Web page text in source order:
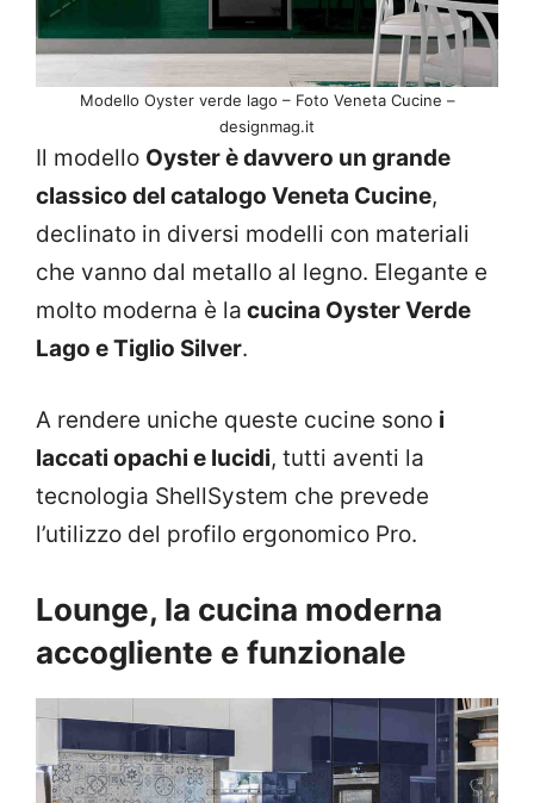
Modello Oyster verde lago – Foto Veneta Cucine –
designmag.it
Il modello Oyster è davvero un grande
classico del catalogo Veneta Cucine,
declinato in diversi modelli con materiali
che vanno dal metallo al legno. Elegante e
molto moderna è la cucina Oyster Verde
Lago e Tiglio Silver.
A rendere uniche queste cucine sono i
laccati opachi e lucidi, tutti aventi la
tecnologia ShellSystem che prevede
l’utilizzo del profilo ergonomico Pro.
Lounge, la cucina moderna
accogliente e funzionale